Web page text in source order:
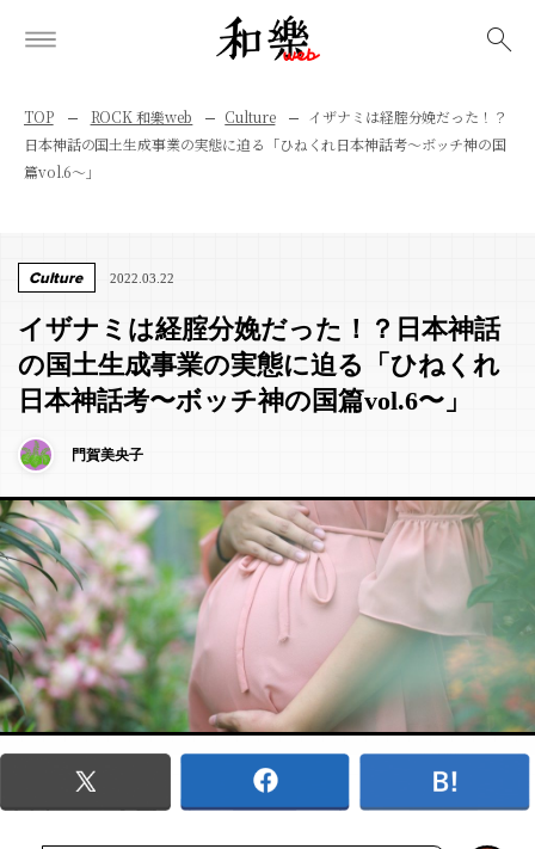
TOP ROCK 和樂web Culture
イザナミは経腟分娩だった！？
日本神話の国土生成事業の実態に迫る「ひねくれ日本神話考〜ボッチ神の国
篇vol.6〜」
Culture 2022.03.22
イザナミは経腟分娩だった！？日本神話
の国土生成事業の実態に迫る「ひねくれ
日本神話考〜ボッチ神の国篇vol.6〜」
門賀美央子